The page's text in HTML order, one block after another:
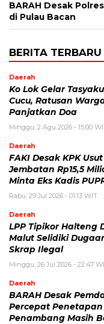
BARAH Desak
di Pulau Bacan
BERITA TERBARU
Daerah
Ko Lok Gelar
Cucu, Ratusan
Panjatkan Doa
Minggu, 2 Agu 2026 - 15:00
Daerah
FAKI Desak KPK
Jembatan Rp15,5
Minta Eks Kadis
Rabu, 29 Jul 2026 - 01:13 WIT
Daerah
LPP Tipikor Halteng
Malut Selidiki
Skrap Ilegal
Minggu, 26 Jul 2026 - 22:47
Daerah
BARAH Desak
Percepat Penetapan
Penambang Masih